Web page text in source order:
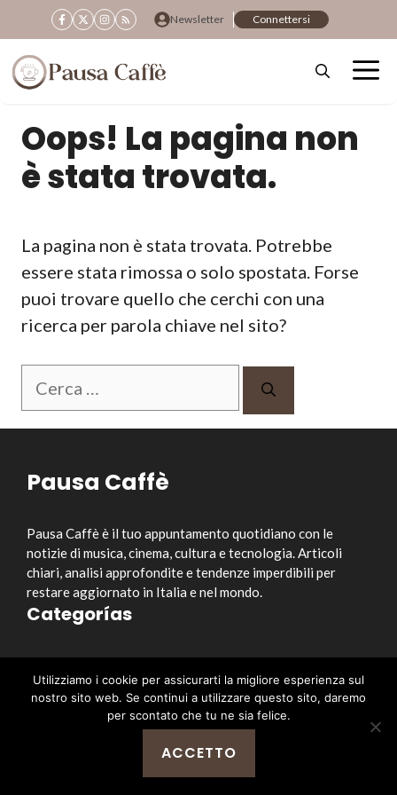
al
contenuto
Newsletter Connettersi
Oops! La pagina non
è stata trovata.
La pagina non è stata trovata. Potrebbe
essere stata rimossa o solo spostata. Forse
puoi trovare quello che cerchi con una
ricerca per parola chiave nel sito?
Ricerca
Pausa Caffè
Pausa Caffè è il tuo appuntamento quotidiano con le
notizie di musica, cinema, cultura e tecnologia. Articoli
chiari, analisi approfondite e tendenze imperdibili per
restare aggiornato in Italia e nel mondo.
Categorías
Musica
Cinema e Serie TV
Style&Culture
Enlaces útiles
Utilizziamo i cookie per assicurarti la migliore esperienza sul
nostro sito web. Se continui a utilizzare questo sito, daremo
per scontato che tu ne sia felice.
ACCETTO